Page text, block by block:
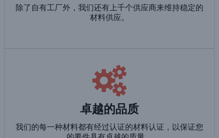
除了自有工厂外，我们还有上千个供应商来维持稳定的
材料供应。
卓越的品质
我们的每一种材料都有经过认证的材料认证，以保证您